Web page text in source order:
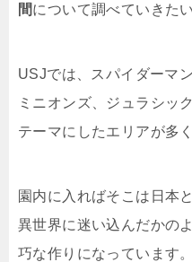
間について調べていきた
USJでは、スパイダーマ
ミニオンズ、ジュラシッ
テーマにしたエリアが多
園内に入ればそこは日本
異世界に迷い込んだかの
巧な作りになっています。